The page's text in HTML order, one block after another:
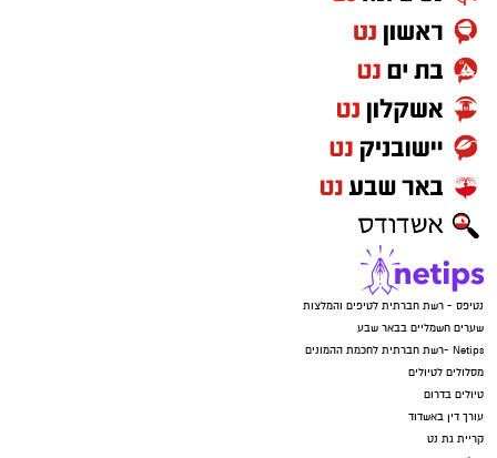
נטיפס - רשת חברתית לטיפים והמלצות
שערים חשמליים בבאר שבע
Netips -רשת חברתית לחכמת ההמונים
מסלולים לטיולים
טיולים בדרום
עורך דין באשדוד
קריית גת נט